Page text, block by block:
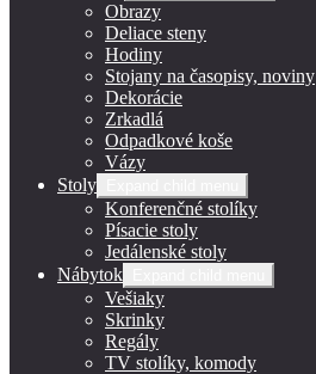
Obrazy
Deliace steny
Hodiny
Stojany na časopisy, noviny
Dekorácie
Zrkadlá
Odpadkové koše
Vázy
Stoly
Konferenčné stolíky
Písacie stoly
Jedálenské stoly
Nábytok
Vešiaky
Skrinky
Regály
TV stolíky, komody